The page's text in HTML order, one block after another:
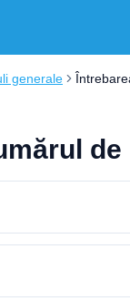
generale